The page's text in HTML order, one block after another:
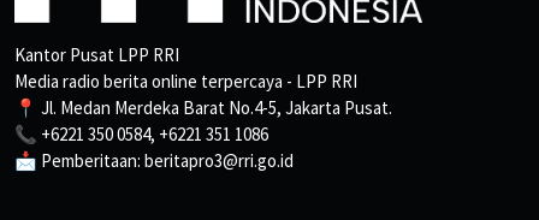
Kantor Pusat LPP RRI
Media radio berita online terpercaya - LPP RRI
📍 Jl. Medan Merdeka Barat No.4-5, Jakarta Pusat.
📞 +6221 350 0584, +6221 351 1086
📩 Pemberitaan: beritapro3@rri.go.id